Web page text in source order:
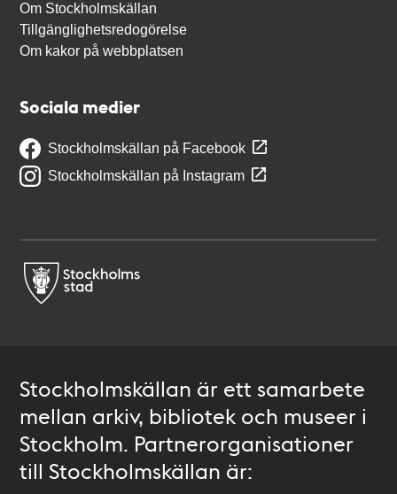
Om Stockholmskällan
Tillgänglighetsredogörelse
Om kakor på webbplatsen
Sociala medier
Stockholmskällan på Facebook
Stockholmskällan på Instagram
Stockholmskällan är ett samarbete
mellan arkiv, bibliotek och museer i
Stockholm. Partnerorganisationer
till Stockholmskällan är: